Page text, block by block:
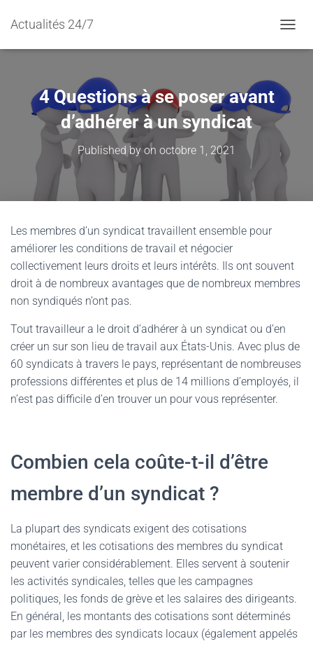
Actualités 24/7
4 Questions à se poser avant
d’adhérer à un syndicat
Published by on octobre 1, 2021
Les membres d’un syndicat travaillent ensemble pour
améliorer les conditions de travail et négocier
collectivement leurs droits et leurs intérêts. Ils ont souvent
droit à de nombreux avantages que de nombreux membres
non syndiqués n’ont pas.
Tout travailleur a le droit d’adhérer à un syndicat ou d’en
créer un sur son lieu de travail aux États-Unis. Avec plus de
60 syndicats à travers le pays, représentant de nombreuses
professions différentes et plus de 14 millions d’employés, il
n’est pas difficile d’en trouver un pour vous représenter.
Combien cela coûte-t-il d’être
membre d’un syndicat ?
La plupart des syndicats exigent des cotisations
monétaires, et les cotisations des membres du syndicat
peuvent varier considérablement. Elles servent à soutenir
les activités syndicales, telles que les campagnes
politiques, les fonds de grève et les salaires des dirigeants.
En général, les montants des cotisations sont déterminés
par les membres des syndicats locaux (également appelés